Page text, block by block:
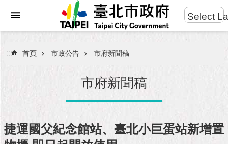
進
搜
民
服
Select
::: 首頁 市政公告 市府新聞稿
市府新聞稿
捷運國父紀念館站、臺北小巨蛋站新增置